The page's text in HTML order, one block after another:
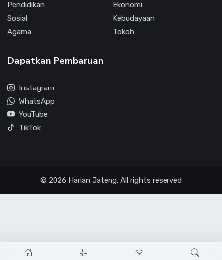
Pendidikan
Sosial
Agama
Ekonomi
Kebudayaan
Tokoh
Dapatkan Pembaruan
Instagram
WhatsApp
YouTube
TikTok
© 2026 Harian Jateng. All rights reserved